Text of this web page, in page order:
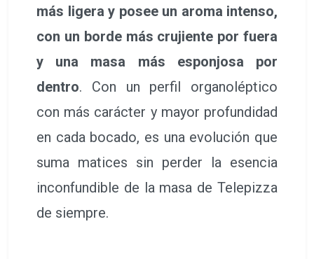
más ligera y posee un aroma intenso,
con un borde más crujiente por fuera
y una masa más esponjosa por
dentro. Con un perfil organoléptico
con más carácter y mayor profundidad
en cada bocado, es una evolución que
suma matices sin perder la esencia
inconfundible de la masa de Telepizza
de siempre.